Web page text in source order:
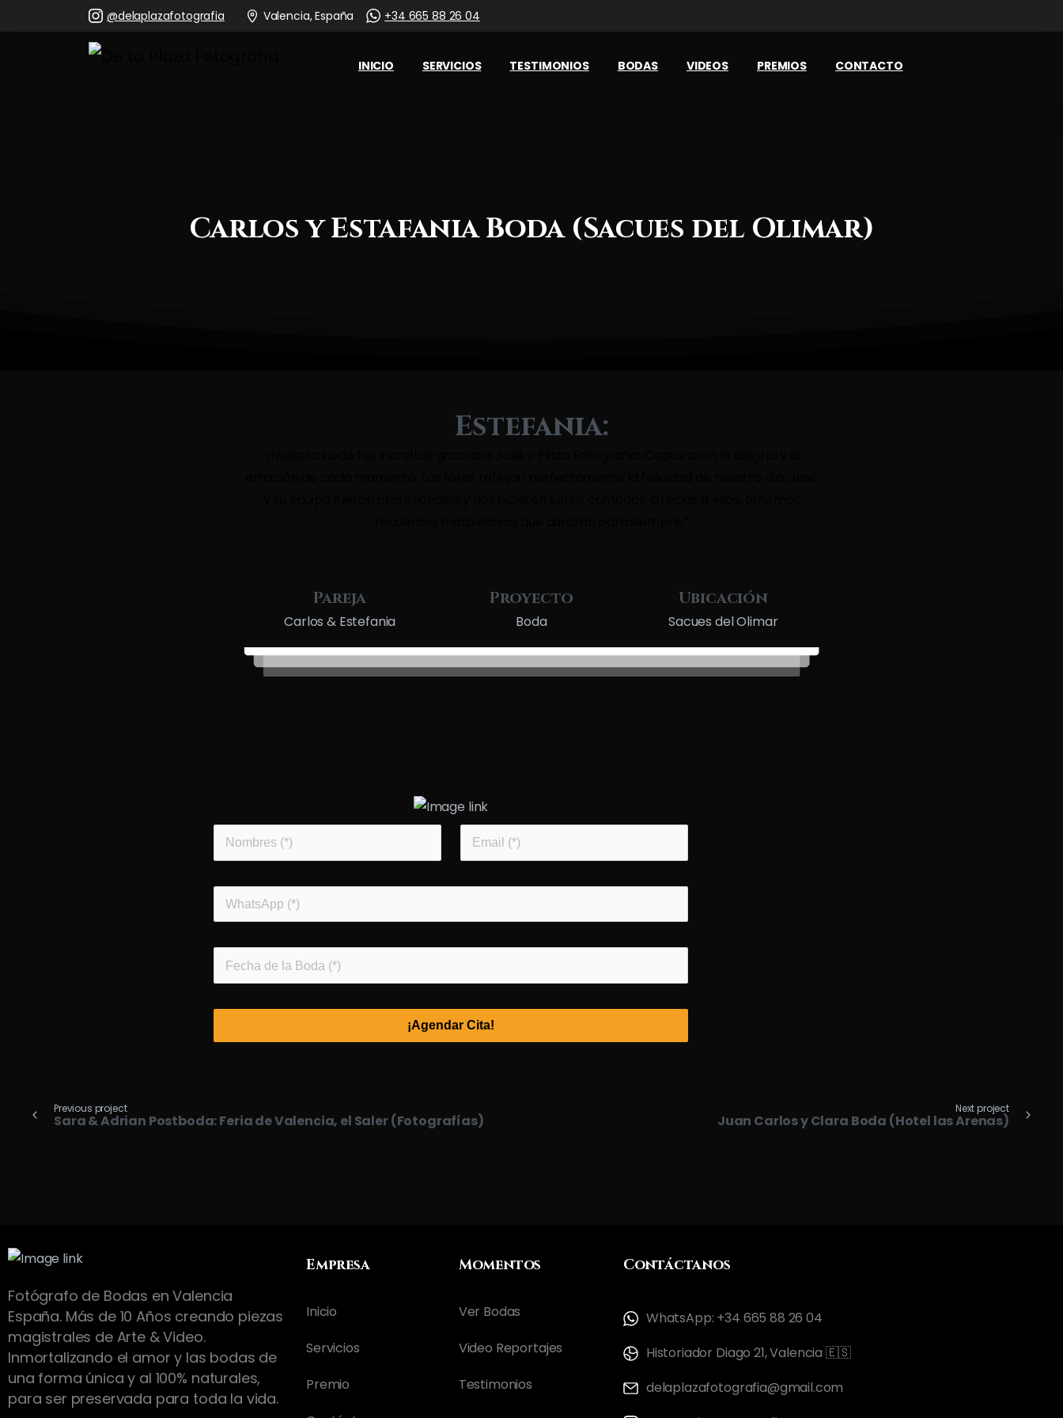
@delaplazafotografia Valencia, España +34 665 88 26 04
INICIO SERVICIOS TESTIMONIOS BODAS VIDEOS PREMIOS CONTACTO
Carlos yEstafania Boda (Sacues del Olimar)
Estefania:
Pareja
Carlos & Estefania
Proyecto
Boda
Ubicación
Sacues del Olimar
¡Agendar Cita!
Previous project
Sara & Adrian Postboda: Feria de Valencia, el Saler (Fotografías)
Next project
Juan Carlos y Clara Boda (Hotel las Arenas)
Fotógrafo de Bodas en Valencia
España. Más de 10 Años creando piezas
magistrales de Arte & Video.
Inmortalizando el amor y las bodas de
una forma única y al 100% naturales,
para ser preservada para toda la vida.
Empresa
Inicio
Servicios
Premio
Momentos
Ver Bodas
Video Reportajes
Testimonios
Contáctanos
WhatsApp: +34 665 88 26 04
Historiador Diago 21, Valencia 🇪🇸
delaplazafotografia@gmail.com